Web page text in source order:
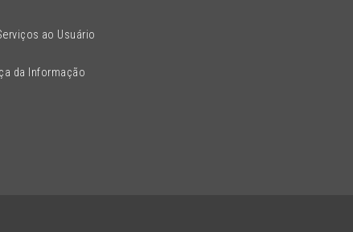
ao Usuário
da Informação